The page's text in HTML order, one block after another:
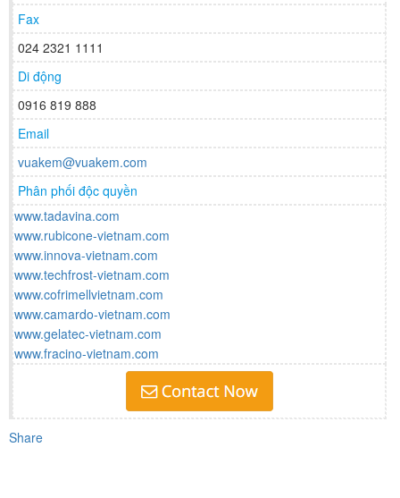
Fax
024 2321 1111
Di động
0916 819 888
Email
vuakem@vuakem.com
Phân phối độc quyền
www.tadavina.com
www.rubicone-vietnam.com
www.innova-vietnam.com
www.techfrost-vietnam.com
www.cofrimellvietnam.com
www.camardo-vietnam.com
www.gelatec-vietnam.com
www.fracino-vietnam.com
Share